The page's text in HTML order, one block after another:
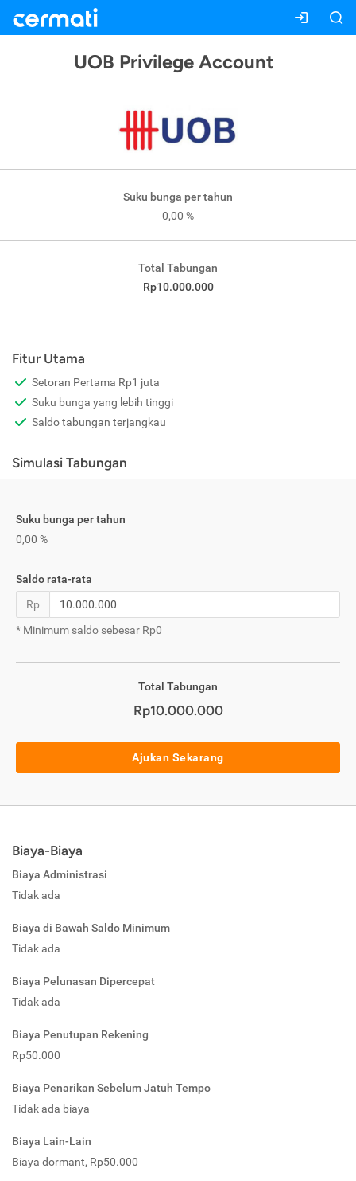
UOB Privilege Account
Suku bunga per tahun
0,00 %
Total Tabungan
Rp10.000.000
Fitur Utama
Setoran Pertama Rp1 juta
Suku bunga yang lebih tinggi
Saldo tabungan terjangkau
Simulasi Tabungan
Suku bunga per tahun
0,00 %
Saldo rata-rata
Rp
* Minimum saldo sebesar Rp0
Total Tabungan
Rp10.000.000
Ajukan Sekarang
Biaya-Biaya
Biaya Administrasi
Tidak ada
Biaya di Bawah Saldo Minimum
Tidak ada
Biaya Pelunasan Dipercepat
Tidak ada
Biaya Penutupan Rekening
Rp50.000
Biaya Penarikan Sebelum Jatuh Tempo
Tidak ada biaya
Biaya Lain-Lain
Biaya dormant, Rp50.000